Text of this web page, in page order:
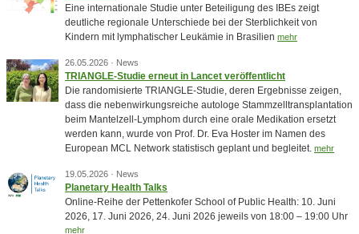
Eine internationale Studie unter Beteiligung des IBEs zeigt
deutliche regionale Unterschiede bei der Sterblichkeit von
Kindern mit lymphatischer Leukämie in Brasilien mehr
26.05.2026 · News
TRIANGLE-Studie erneut in Lancet veröffentlicht
Die randomisierte TRIANGLE-Studie, deren Ergebnisse zeigen,
dass die nebenwirkungsreiche autologe Stammzelltransplantation
beim Mantelzell-Lymphom durch eine orale Medikation ersetzt
werden kann, wurde von Prof. Dr. Eva Hoster im Namen des
European MCL Network statistisch geplant und begleitet. mehr
19.05.2026 · News
Planetary Health Talks
Online-Reihe der Pettenkofer School of Public Health: 10. Juni
2026, 17. Juni 2026, 24. Juni 2026 jeweils von 18:00 – 19:00 Uhr
mehr